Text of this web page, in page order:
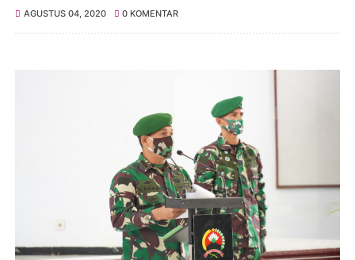
AGUSTUS 04, 2020 0 KOMENTAR